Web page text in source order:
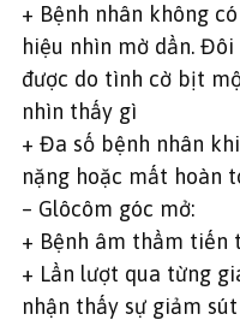
+ Bệnh nhân không
hiệu nhìn mờ dần.
được do tình cờ bịt
nhìn thấy gì
+ Đa số bệnh nhân
nặng hoặc mất hoàn
– Glôcôm góc mở:
+ Bệnh âm thầm tiến
+ Lần lượt qua từng
nhận thấy sự giảm